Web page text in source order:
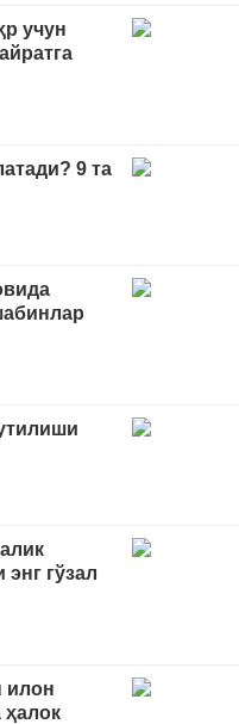
учун
9 та
гўзал
илон
ҳалок